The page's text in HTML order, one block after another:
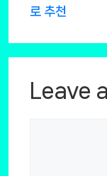
로 추천
Leave